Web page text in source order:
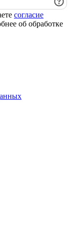
согласие
об обработке